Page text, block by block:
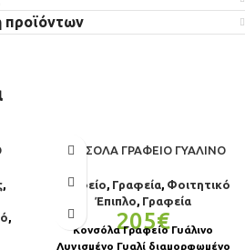
,
,
ΚΟΝΣΌΛΑ ΓΡΑΦΕΊΟ ΓΥΆΛΙΝΟ
Γραφείο, Γραφεία, Φοιτητικό
Έπιπλο, Γραφεία
205€
Κονσόλα Γραφείο Γυάλινο
Λυγισμένο Γυαλί διαμορφωμένο